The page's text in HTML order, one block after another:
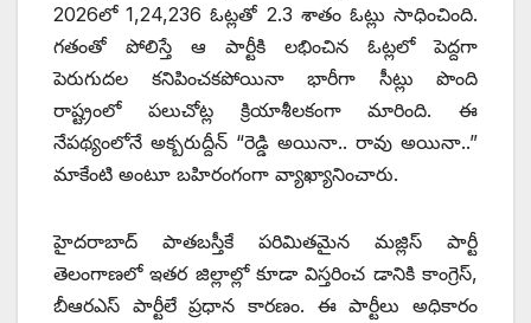
2026లో 1,24,236 ఓట్లతో 2.3 శాతం ఓట్లు సాధించింది.
గతంతో పోలిస్తే ఆ పార్టీకి లభించిన ఓట్లలో పెద్దగా
పెరుగుదల కనిపించకపోయినా భారీగా సీట్లు పొంది
రాష్ట్రంలో పలుచోట్ల క్రియాశీలకంగా మారింది. ఈ
నేపథ్యంలోనే అక్బరుద్దీన్ “రెడ్డి అయినా.. రావు అయినా..”
మాకేంటి అంటూ బహిరంగంగా వ్యాఖ్యానించారు.
హైదరాబాద్ పాతబస్తీకే పరిమితమైన మజ్లిస్ పార్టీ
తెలంగాణలో ఇతర జిల్లాల్లో కూడా విస్తరించ డానికి కాంగ్రెస్,
బీఆరఎస్ పార్టీలే ప్రధాన కారణం. ఈ పార్టీలు అధికారం